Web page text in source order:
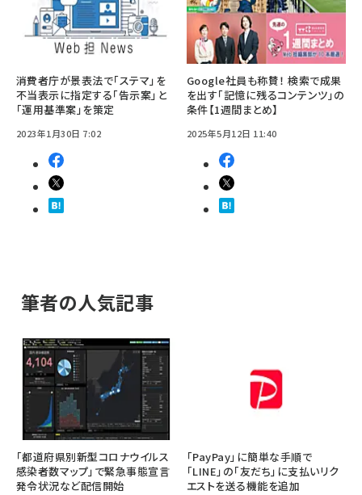
消費者庁が景表法で「ステマ」を
不当表示に指定する「告示案」と
「運用基準案」を策定
2023年1月30日 7:02
Google社員も称賛！ 検索で成果
を出す「記憶に残るコンテンツ」の
条件【1週間まとめ】
2025年5月12日 11:40
筆者の人気記事
「都道府県別新型コロナウイルス
感染者数マップ」で緊急事態宣言
発令状況など配信開始
「PayPay」に簡単な手順で
「LINE」の「友だち」に支払いリク
エストを送る機能を追加